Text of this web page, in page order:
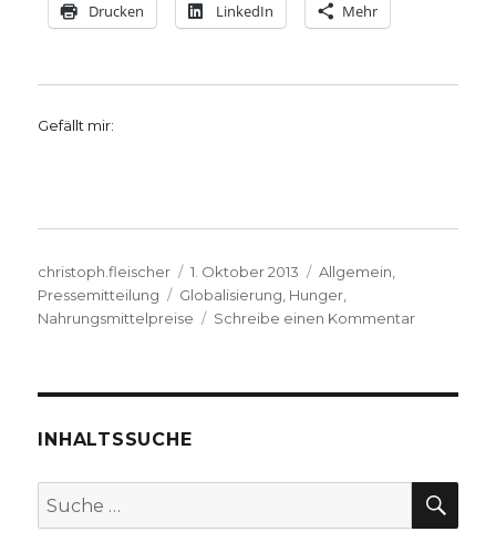
Drucken LinkedIn Mehr
Gefällt mir:
Autor
christoph.fleischer
Veröffentlicht
am
1. Oktober 2013 Kategorien
Allgemein
Pressemitteilung
Schlagwörter
Globalisierung Hunger
Nahrungsmittelpreise
Schreibe einen Kommentarzu
zu
INHALTSSUCHE
Suche
nach: